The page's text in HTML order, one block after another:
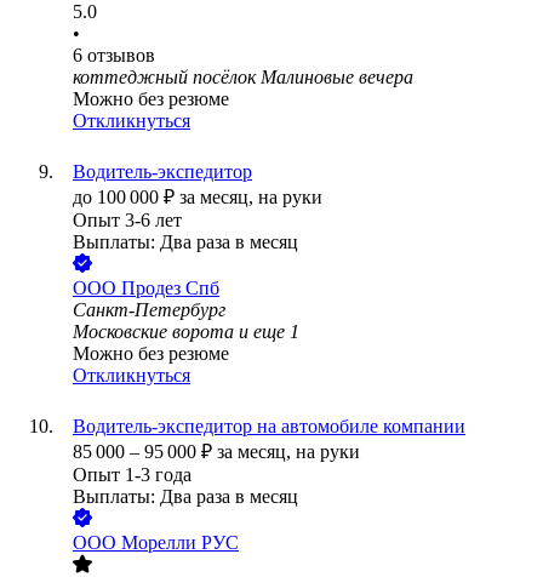
5.0
•
6 отзывов
коттеджный посёлок Малиновые вечера
Можно без резюме
Откликнуться
Водитель‑экспедитор
до 100 000 ₽ за месяц, на руки
Опыт 3-6 лет
Выплаты: Два раза в месяц
ООО Продез Спб
Санкт-Петербург
Московские ворота и еще 1
Можно без резюме
Откликнуться
Водитель-экспедитор на автомобиле компании
85 000 – 95 000 ₽ за месяц, на руки
Опыт 1-3 года
Выплаты: Два раза в месяц
ООО Морелли РУС